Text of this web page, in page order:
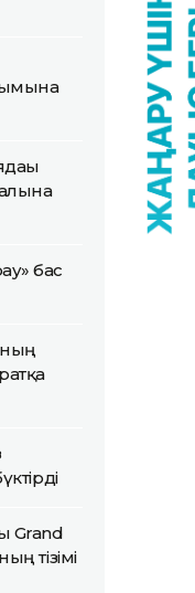
бас
Grand
тізімі